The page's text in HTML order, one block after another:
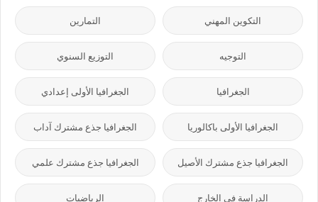
التكوين المهني التمارين
التوجيه التوزيع السنوي
الجغرافيا الجغرافيا الأولى إعدادي
الجغرافيا الأولى باكالوريا الجغرافيا جذع مشترك آداب
الجغرافيا جذع مشترك الأصيل الجغرافيا جذع مشترك علمي
الدراسة في الخارج الرياضيات